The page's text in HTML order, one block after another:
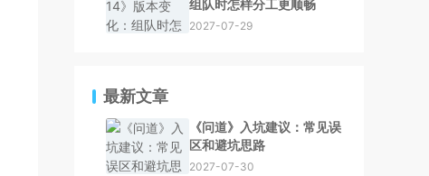
组队时怎样分工更顺畅
2027-07-29
最新文章
《问道》入坑建议：常见误
区和避坑思路
2027-07-30